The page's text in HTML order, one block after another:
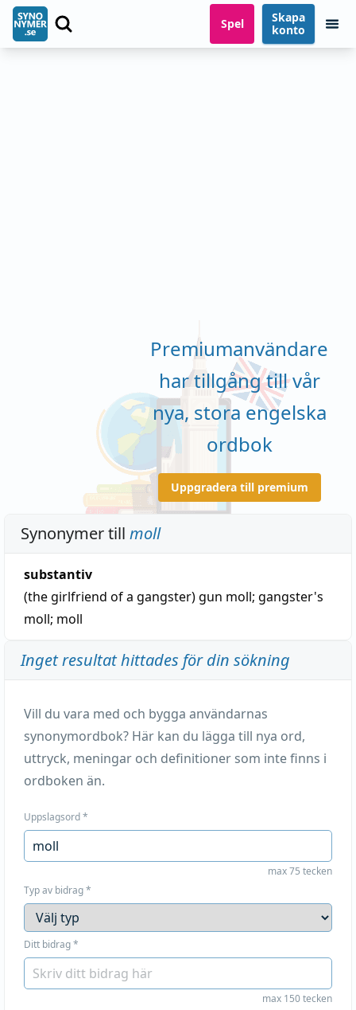
Spel
Skapa
konto
Premiumanvändare
har tillgång till vår
nya, stora engelska
ordbok
Uppgradera till premium
Synonymer till moll
substantiv
(the girlfriend of a gangster)gun moll; gangster's
moll; moll
Inget resultat hittades för din sökning
Vill du vara med och bygga användarnas
synonymordbok? Här kan du lägga till nya ord,
uttryck, meningar och definitioner som inte finns i
ordboken än.
Uppslagsord*
max 75 tecken
Typ av bidrag*
Ditt bidrag*
max 150 tecken